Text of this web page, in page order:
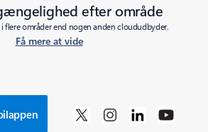
efter område
flere områder end nogen anden cloududbyder.
Få mere at vide